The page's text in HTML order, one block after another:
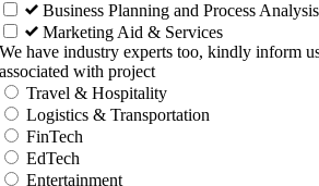
Business Planning and Process Analysis
Marketing Aid & Services
We have industry experts too, kindly inform
associated with project
Travel & Hospitality
Logistics & Transportation
FinTech
EdTech
Entertainment